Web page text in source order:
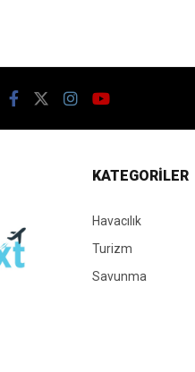
KATEGORİLER
Havacılık
Turizm
Savunma